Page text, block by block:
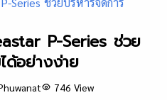
P-Series ช่วย
ด้อย่างง่าย
746 View